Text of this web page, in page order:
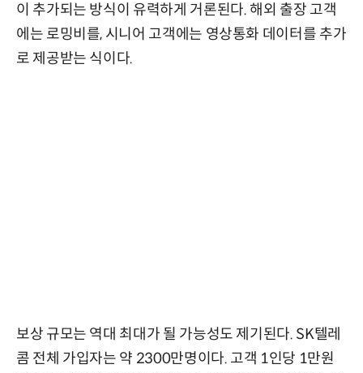
이 추가되는 방식이 유력하게 거론된다. 해외 출장 고객
에는 로밍비를, 시니어 고객에는 영상통화 데이터를 추가
로 제공받는 식이다.
보상 규모는 역대 최대가 될 가능성도 제기된다. SK텔레
콤 전체 가입자는 약 2300만명이다. 고객 1인당 1만원